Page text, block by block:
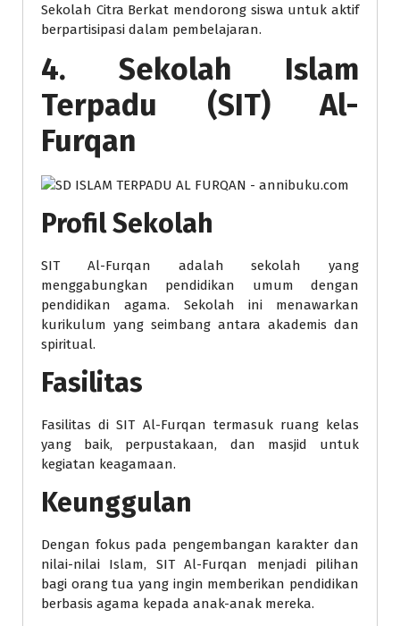
Sekolah Citra Berkat mendorong siswa untuk aktif
berpartisipasi dalam pembelajaran.
4. Sekolah Islam
Terpadu (SIT) Al-
Furqan
Profil Sekolah
SIT Al-Furqan adalah sekolah yang
menggabungkan pendidikan umum dengan
pendidikan agama. Sekolah ini menawarkan
kurikulum yang seimbang antara akademis dan
spiritual.
Fasilitas
Fasilitas di SIT Al-Furqan termasuk ruang kelas
yang baik, perpustakaan, dan masjid untuk
kegiatan keagamaan.
Keunggulan
Dengan fokus pada pengembangan karakter dan
nilai-nilai Islam, SIT Al-Furqan menjadi pilihan
bagi orang tua yang ingin memberikan pendidikan
berbasis agama kepada anak-anak mereka.